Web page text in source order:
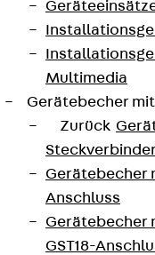
Multimedia
Gerätebecher
Zurück
Gerätebecher
Anschluss
Gerätebecher
GST18-